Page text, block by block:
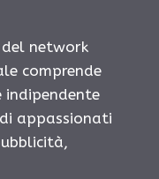
network
comprende
appassionati